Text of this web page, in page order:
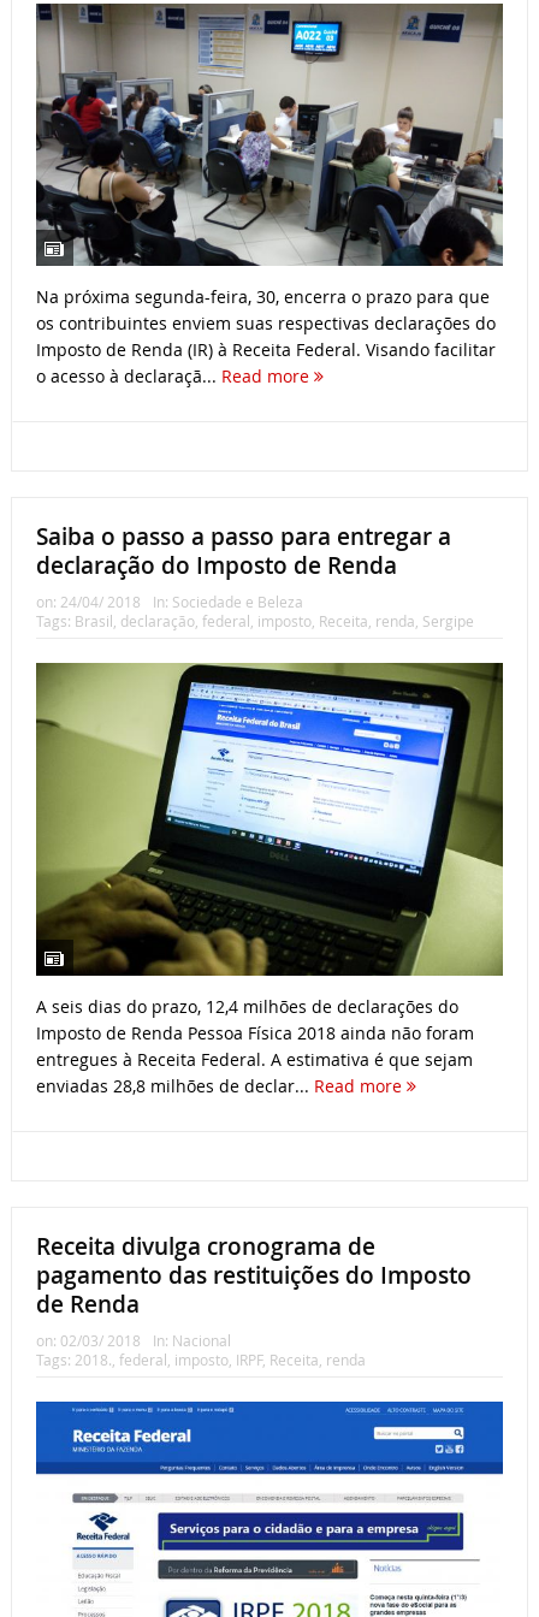
Na próxima segunda-feira, 30, encerra o prazo para que
os contribuintes enviem suas respectivas declarações do
Imposto de Renda (IR) à Receita Federal. Visando facilitar
o acesso à declaraçã... Read more
Saiba o passo a passo para entregar a
declaração do Imposto de Renda
on: 24/04/ 2018 In: Sociedade e Beleza
Tags: Brasil, declaração, federal, imposto, Receita, renda, Sergipe
A seis dias do prazo, 12,4 milhões de declarações do
Imposto de Renda Pessoa Física 2018 ainda não foram
entregues à Receita Federal. A estimativa é que sejam
enviadas 28,8 milhões de declar... Read more
Receita divulga cronograma de
pagamento das restituições do Imposto
de Renda
on: 02/03/ 2018 In: Nacional
Tags: 2018. federal imposto, IRPF, Receita renda